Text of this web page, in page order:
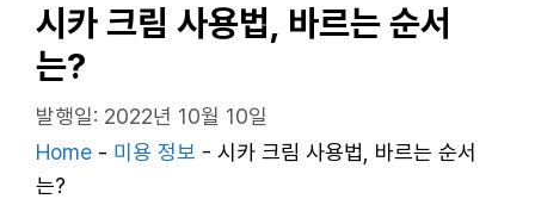
시카 크림 사용법, 바르는 순서
는?
발행일: 2022년 10월 10일
Home - 미용 정보 - 시카 크림 사용법, 바르는 순서
는?